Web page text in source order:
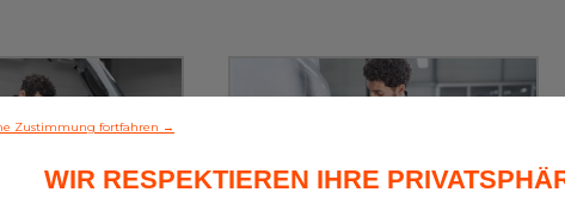
Zustimmung fortfahren →
WIR RESPEKTIEREN IHRE